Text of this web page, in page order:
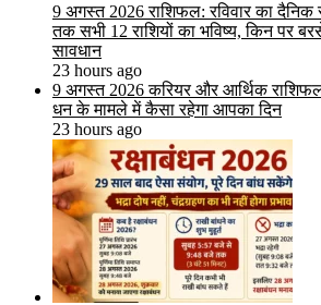
9 अगस्त 2026 राशिफल: रविवार का
तक सभी 12 राशियों का भविष्य, किन पर
सावधान
23 hours ago
9 अगस्त 2026 करियर और आर्थिक
धन के मामले में कैसा रहेगा आपका दिन
23 hours ago